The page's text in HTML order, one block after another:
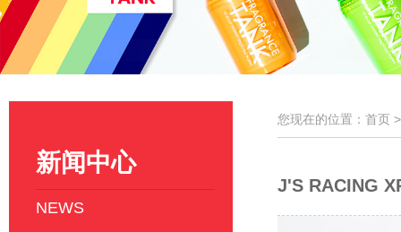
新闻中心
NEWS
您现在的位置：首页
J'S RACING